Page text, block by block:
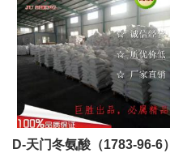
D-天门冬氨酸（1783-96-6）